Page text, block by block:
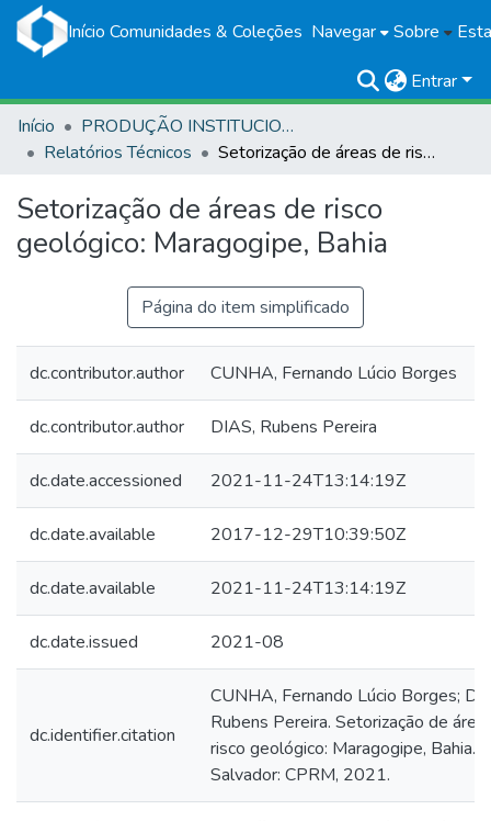
Início Comunidades & Coleções Navegar Sobre
Entrar
Início
PRODUÇÃO INSTITUCIONAL
Relatórios Técnicos
Setorização de áreas de risco geológico: Maragogipe, Bahia
Setorização de áreas de risco
geológico: Maragogipe, Bahia
Página do item simplificado
dc.contributor.author CUNHA, Fernando Lúcio Borges
dc.contributor.author DIAS, Rubens Pereira
dc.date.accessioned 2021-11-24T13:14:19Z
dc.date.available 2017-12-29T10:39:50Z
dc.date.available 2021-11-24T13:14:19Z
dc.date.issued 2021-08
dc.identifier.citation
CUNHA, Fernando Lúcio Borges;
Rubens Pereira. Setorização de
risco geológico: Maragogipe, Bahia.
Salvador: CPRM, 2021.